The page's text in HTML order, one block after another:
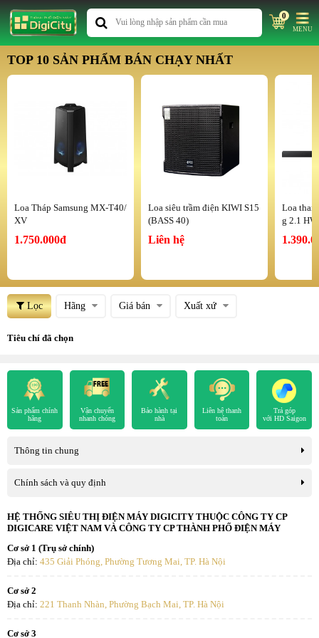
0
MENU
TOP 10 SẢN PHẨM BÁN CHẠY NHẤT
Loa Tháp Samsung MX-T40/
XV
1.750.000đ
Loa siêu trầm điện KIWI S15
(BASS 40)
Liên hệ
Loa
g 2.1
Lọc Hãng Giá bán Xuất xứ
Tiêu chí đã chọn
Sản phẩm chính
hãng
Vận chuyển
nhanh chóng
Bảo hành tại
nhà
Liên hệ thanh
toán
Trả góp
với HD Saigon
Thông tin chung
Chính sách và quy định
HỆ THỐNG SIÊU THỊ ĐIỆN MÁY DIGICITY THUỘC CÔNG TY CP
DIGICARE VIỆT NAM VÀ CÔNG TY CP THÀNH PHỐ ĐIỆN MÁY
Cơ sở 1 (Trụ sở chính)
Địa chỉ: 435 Giải Phóng, Phường Tương Mai, TP. Hà Nội
Cơ sở 2
Địa chỉ: 221 Thanh Nhàn, Phường Bạch Mai, TP. Hà Nội
Cơ sở 3